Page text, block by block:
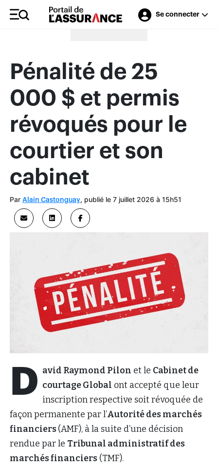
Se connecter
Merci à nos annonceurs
Pénalité de 25
000 $ et permis
révoqués pour le
courtier et son
cabinet
Par Alain Castonguay, publié le 7 juillet 2026 à 15h51
D avid Raymond Pilon et le Cabinet de
courtage Global ont accepté que leur
inscription respective soit révoquée de
façon permanente par l’Autorité des marchés
financiers(AMF), à la suite d’une décision
rendue par le Tribunal administratif des
marchés financiers (TMF).